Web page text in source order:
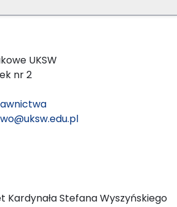
UKSW
nr 2
Kardynała Stefana Wyszyńskiego